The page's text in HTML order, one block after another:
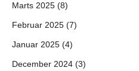
Marts 2025 (8)
Februar 2025 (7)
Januar 2025 (4)
December 2024 (3)